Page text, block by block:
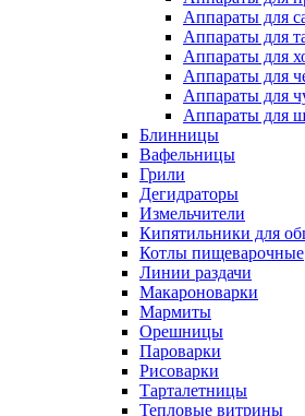
Аппараты для
Аппараты для
Аппараты для
Аппараты для
Аппараты для
Аппараты для
Блинницы
Вафельницы
Грили
Дегидраторы
Измельчители
Кипятильники для
Котлы пищеварочные
Линии раздачи
Макароноварки
Мармиты
Орешницы
Пароварки
Рисоварки
Тарталетницы
Тепловые витрины